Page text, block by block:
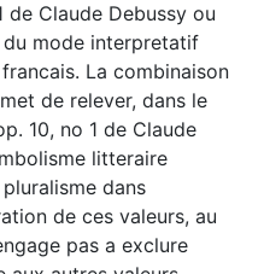
de Claude Debussy ou
mode interpretatif
La combinaison
de relever, dans le
10, no 1 de Claude
litteraire
dans
de ces valeurs, au
pas a exclure